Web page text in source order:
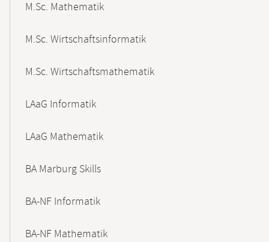
M.Sc. Mathematik
M.Sc. Wirtschaftsinformatik
M.Sc. Wirtschaftsmathematik
LAaG Informatik
LAaG Mathematik
BA Marburg Skills
BA-NF Informatik
BA-NF Mathematik